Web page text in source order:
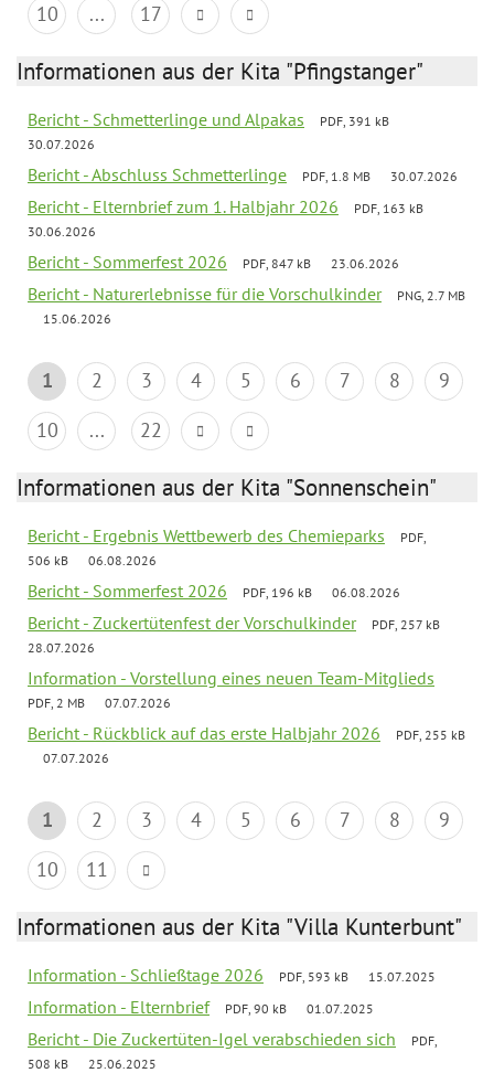
10
... 17
Informationen aus der Kita "Pfingstanger"
Bericht - Schmetterlinge und Alpakas
PDF, 391 kB
30.07.2026
Bericht - Abschluss Schmetterlinge PDF, 1.8 MB 30.07.2026
Bericht - Elternbrief zum 1. Halbjahr 2026
PDF, 163 kB
30.06.2026
Bericht - Sommerfest 2026 PDF, 847 kB 23.06.2026
Bericht - Naturerlebnisse für die Vorschulkinder
PNG, 2.7 MB
15.06.2026
1 2 3 4 5 6 7 8
9
10
... 22
Informationen aus der Kita "Sonnenschein"
Bericht - Ergebnis Wettbewerb des Chemieparks
PDF,
506 kB
06.08.2026
Bericht - Sommerfest 2026 PDF, 196 kB 06.08.2026
Bericht - Zuckertütenfest der Vorschulkinder
PDF, 257 kB
28.07.2026
Information - Vorstellung eines neuen Team-Mitglieds
PDF, 2 MB 07.07.2026
Bericht - Rückblick auf das erste Halbjahr 2026
PDF, 255 kB
07.07.2026
1 2 3 4 5 6 7 8
9
10
11
Informationen aus der Kita "Villa Kunterbunt"
Information - Schließtage 2026 PDF, 593 kB 15.07.2025
Information - Elternbrief PDF, 90 kB 01.07.2025
Bericht - Die Zuckertüten-Igel verabschieden sich
PDF,
508 kB
25.06.2025